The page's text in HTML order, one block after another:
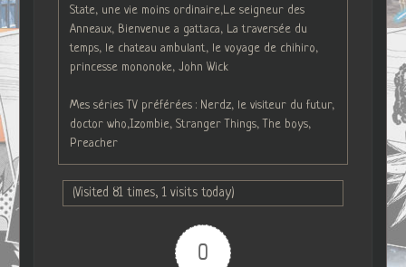
State, une vie moins ordinaire,Le seigneur des
Anneaux, Bienvenue a gattaca, La traversée du
temps, le chateau ambulant, le voyage de chihiro,
princesse mononoke, John Wick
Mes séries TV préférées : Nerdz, le visiteur du futur,
doctor who,Izombie, Stranger Things, The boys,
Preacher
(Visited 81 times, 1 visits today)
0